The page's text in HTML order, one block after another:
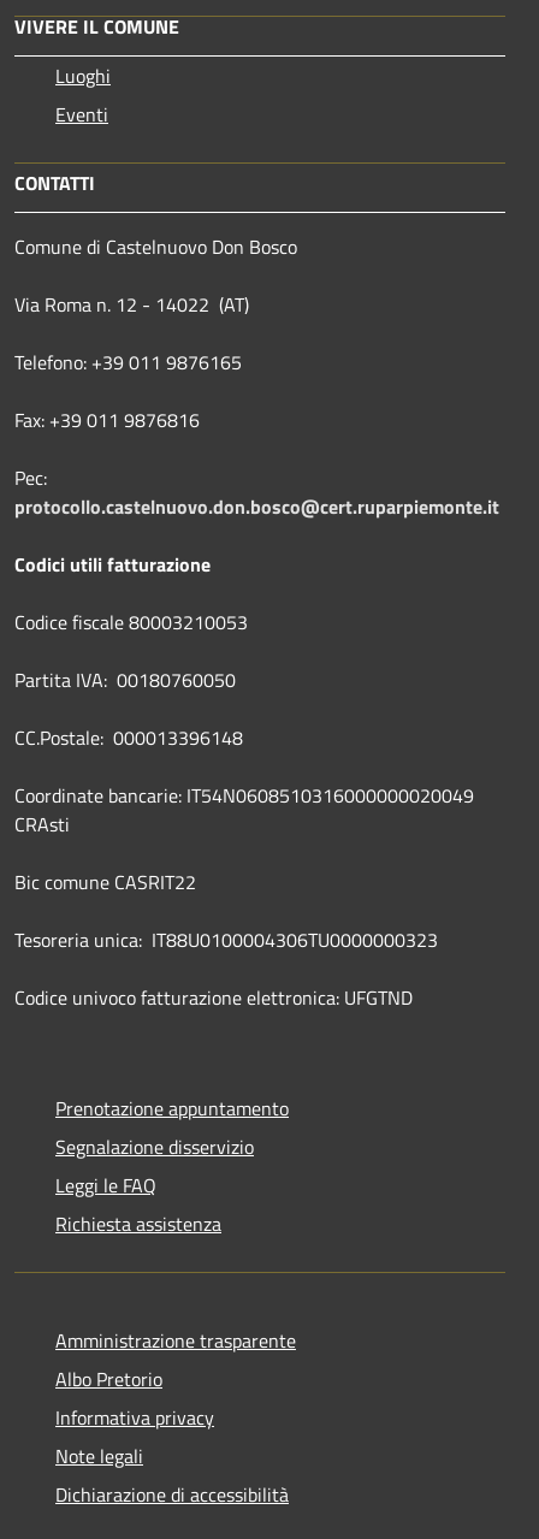
VIVERE IL COMUNE
Luoghi
Eventi
CONTATTI
Comune di Castelnuovo Don Bosco
Via Roma n. 12 - 14022 (AT)
Telefono: +39 011 9876165
Fax: +39 011 9876816
Pec:
protocollo.castelnuovo.don.bosco@cert.ruparpiemonte.it
Codici utili fatturazione
Codice fiscale 80003210053
Partita IVA: 00180760050
CC.Postale: 000013396148
Coordinate bancarie: IT54N0608510316000000020049
CRAsti
Bic comune CASRIT22
Tesoreria unica: IT88U0100004306TU0000000323
Codice univoco fatturazione elettronica: UFGTND
Prenotazione appuntamento
Segnalazione disservizio
Leggi le FAQ
Richiesta assistenza
Amministrazione trasparente
Albo Pretorio
Informativa privacy
Note legali
Dichiarazione di accessibilità